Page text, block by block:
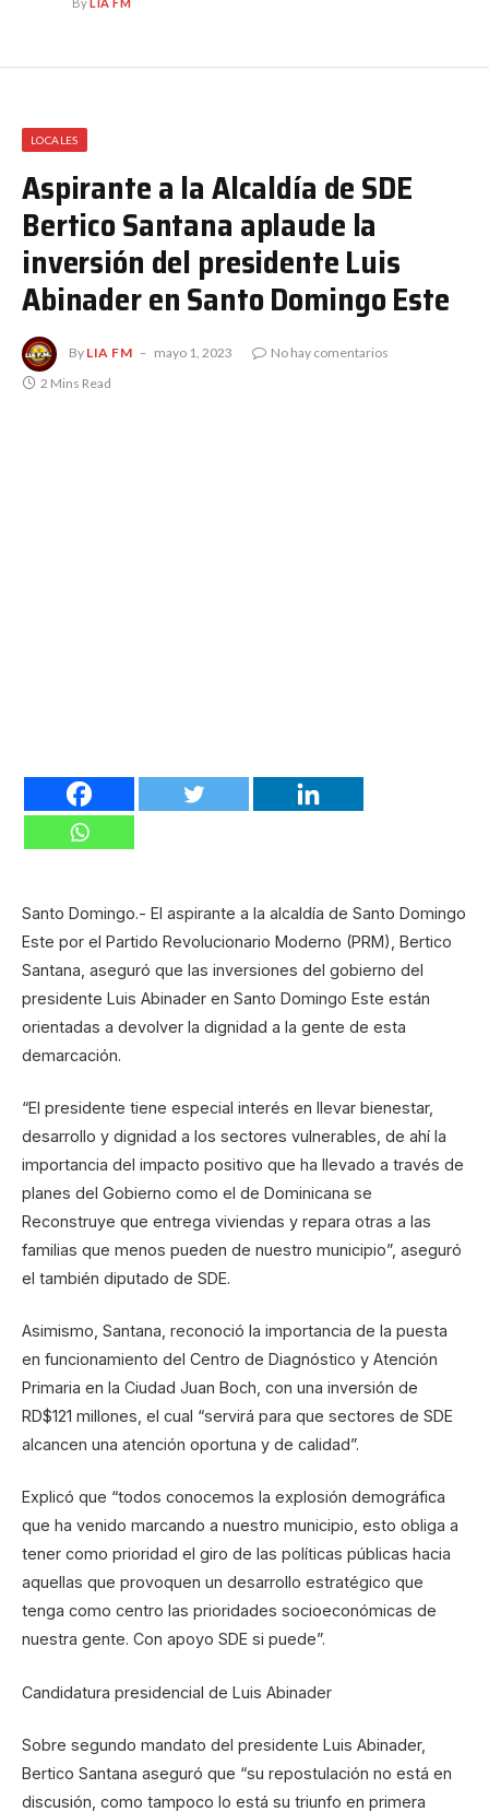
LOCALES
Aspirante a la Alcaldía de SDE
Bertico Santana aplaude la
inversión del presidente Luis
Abinader en Santo Domingo Este
By LIA FM mayo 1, 2023
No hay comentarios
2 Mins Read
Santo Domingo.- El aspirante a la alcaldía de Santo Domingo
Este por el Partido Revolucionario Moderno (PRM), Bertico
Santana, aseguró que las inversiones del gobierno del
presidente Luis Abinader en Santo Domingo Este están
orientadas a devolver la dignidad a la gente de esta
demarcación.
“El presidente tiene especial interés en llevar bienestar,
desarrollo y dignidad a los sectores vulnerables, de ahí la
importancia del impacto positivo que ha llevado a través de
planes del Gobierno como el de Dominicana se
Reconstruye que entrega viviendas y repara otras a las
familias que menos pueden de nuestro municipio”, aseguró
el también diputado de SDE.
Asimismo, Santana, reconoció la importancia de la puesta
en funcionamiento del Centro de Diagnóstico y Atención
Primaria en la Ciudad Juan Boch, con una inversión de
RD$121 millones, el cual “servirá para que sectores de SDE
alcancen una atención oportuna y de calidad”.
Explicó que “todos conocemos la explosión demográfica
que ha venido marcando a nuestro municipio, esto obliga a
tener como prioridad el giro de las políticas públicas hacia
aquellas que provoquen un desarrollo estratégico que
tenga como centro las prioridades socioeconómicas de
nuestra gente. Con apoyo SDE si puede”.
Candidatura presidencial de Luis Abinader
Sobre segundo mandato del presidente Luis Abinader,
Bertico Santana aseguró que “su repostulación no está en
discusión, como tampoco lo está su triunfo en primera